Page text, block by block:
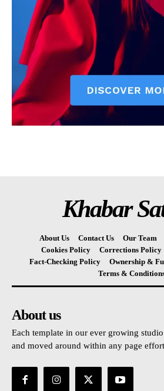
Khabar
About Us Contact Us Our Team
Cookies Policy
Corrections Policy
Fact-Checking Policy
Ownership &
Terms &
About us
Each template in our ever growing
and moved around within any page